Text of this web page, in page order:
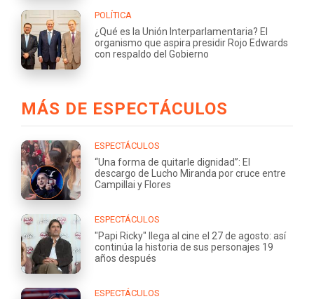
POLÍTICA
¿Qué es la Unión Interparlamentaria? El
organismo que aspira presidir Rojo Edwards
con respaldo del Gobierno
MÁS DE ESPECTÁCULOS
ESPECTÁCULOS
“Una forma de quitarle dignidad”: El
descargo de Lucho Miranda por cruce entre
Campillai y Flores
ESPECTÁCULOS
"Papi Ricky" llega al cine el 27 de agosto: así
continúa la historia de sus personajes 19
años después
ESPECTÁCULOS